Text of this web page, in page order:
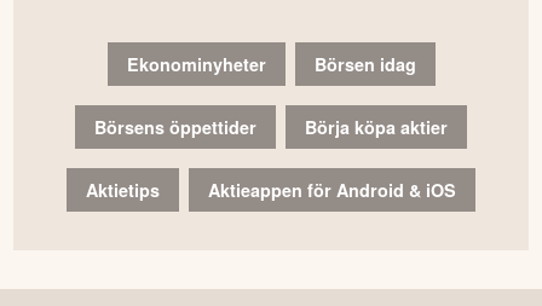
Ekonominyheter Börsen idag
Börsens öppettider Börja köpa aktier
Aktietips Aktieappen för Android & iOS